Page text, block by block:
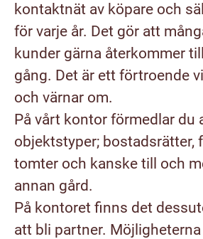
kontaktnät av köpare och
för varje år. Det gör att
kunder gärna återkommer
gång. Det är ett förtroende
och värnar om.
På vårt kontor förmedlar du
objektstyper; bostadsrätter,
tomter och kanske till och
annan gård.
På kontoret finns det
att bli partner.